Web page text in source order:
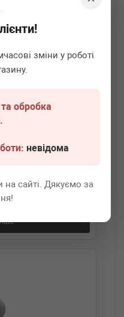
зміни у роботі
обробка
невідома
на сайті. Дякуємо за